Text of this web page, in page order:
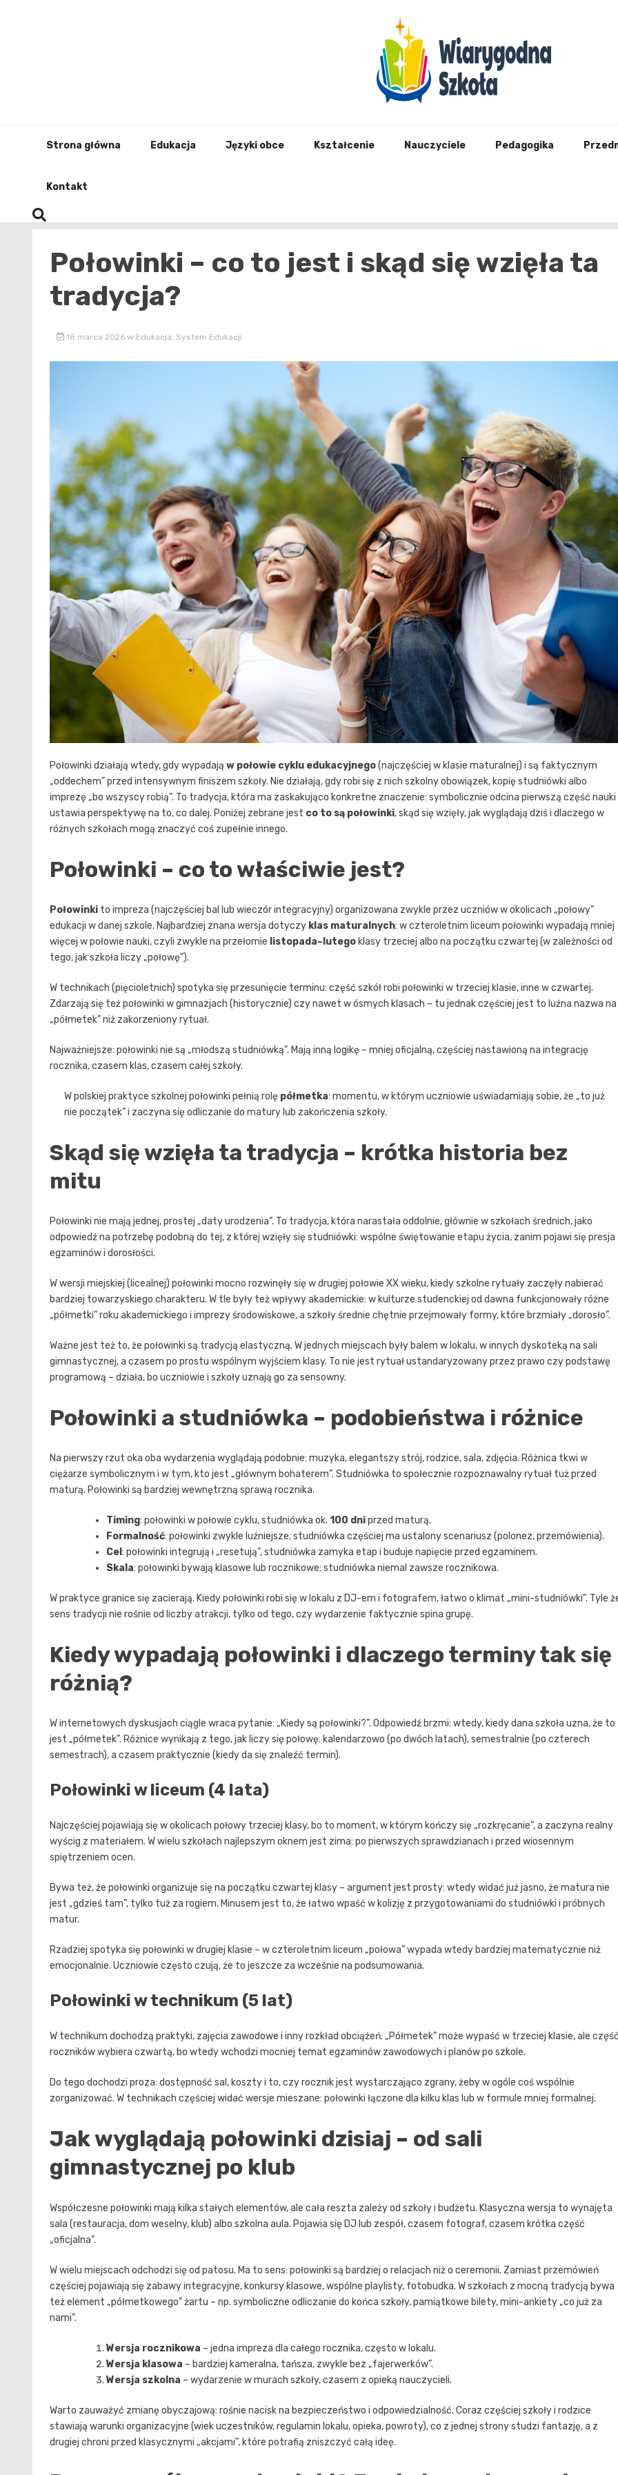
Strona główna Edukacja Języki obce Kształcenie Nauczyciele Pedagogika
Kontakt
Połowinki – co to jest i skąd się wzięła ta
tradycja?
18 marca 2026 w Edukacja System Edukacji
Połowinki działają wtedy, gdy wypadają w połowie cyklu edukacyjnego(najczęściej w klasie maturalnej) i są faktycznym
„oddechem” przed intensywnym finiszem szkoły. Nie działają, gdy robi się z nich szkolny obowiązek, kopię studniówki albo
imprezę „bo wszyscy robią”. To tradycja, która ma zaskakująco konkretne znaczenie: symbolicznie odcina pierwszą część nauki
ustawia perspektywę na to, co dalej. Poniżej zebrane jest co to są połowinki, skąd się wzięły, jak wyglądają dziś i dlaczego w
różnych szkołach mogą znaczyć coś zupełnie innego.
Połowinki – co to właściwie jest?
Połowinki to impreza (najczęściej bal lub wieczór integracyjny) organizowana zwykle przez uczniów w okolicach „połowy”
edukacji w danej szkole. Najbardziej znana wersja dotyczy klas maturalnych: w czteroletnim liceum połowinki wypadają mniej
więcej w połowie nauki, czyli zwykle na przełomie listopada–lutego klasy trzeciej albo na początku czwartej (w zależności od
tego, jak szkoła liczy „połowę”).
W technikach (pięcioletnich) spotyka się przesunięcie terminu: część szkół robi połowinki w trzeciej klasie, inne w czwartej.
Zdarzają się też połowinki w gimnazjach (historycznie) czy nawet w ósmych klasach – tu jednak częściej jest to luźna nazwa na
„półmetek” niż zakorzeniony rytuał.
Najważniejsze: połowinki nie są „młodszą studniówką”. Mają inną logikę – mniej oficjalną, częściej nastawioną na integrację
rocznika, czasem klas, czasem całej szkoły.
W polskiej praktyce szkolnej połowinki pełnią rolę półmetka: momentu, w którym uczniowie uświadamiają sobie, że „to już
nie początek” i zaczyna się odliczanie do matury lub zakończenia szkoły.
Skąd się wzięła ta tradycja – krótka historia bez
mitu
Połowinki nie mają jednej, prostej „daty urodzenia”. To tradycja, która narastała oddolnie, głównie w szkołach średnich, jako
odpowiedź na potrzebę podobną do tej, z której wzięły się studniówki: wspólne świętowanie etapu życia, zanim pojawi się presja
egzaminów i dorosłości.
W wersji miejskiej (licealnej) połowinki mocno rozwinęły się w drugiej połowie XX wieku, kiedy szkolne rytuały zaczęły nabierać
bardziej towarzyskiego charakteru. W tle były też wpływy akademickie: w kulturze studenckiej od dawna funkcjonowały różne
„półmetki” roku akademickiego i imprezy środowiskowe, a szkoły średnie chętnie przejmowały formy, które brzmiały „dorosło”.
Ważne jest też to, że połowinki są tradycją elastyczną. W jednych miejscach były balem w lokalu, w innych dyskoteką na sali
gimnastycznej, a czasem po prostu wspólnym wyjściem klasy. To nie jest rytuał ustandaryzowany przez prawo czy podstawę
programową – działa, bo uczniowie i szkoły uznają go za sensowny.
Połowinki a studniówka – podobieństwa i różnice
Na pierwszy rzut oka oba wydarzenia wyglądają podobnie: muzyka, elegantszy strój, rodzice, sala, zdjęcia. Różnica tkwi w
ciężarze symbolicznym i w tym, kto jest „głównym bohaterem”. Studniówka to społecznie rozpoznawalny rytuał tuż przed
maturą. Połowinki są bardziej wewnętrzną sprawą rocznika.
Timing: połowinki w połowie cyklu, studniówka ok. 100 dniprzed maturą.
Formalność: połowinki zwykle luźniejsze; studniówka częściej ma ustalony scenariusz (polonez, przemówienia).
Cel : połowinki integrują i „resetują”, studniówka zamyka etap i buduje napięcie przed egzaminem.
Skala: połowinki bywają klasowe lub rocznikowe; studniówka niemal zawsze rocznikowa.
W praktyce granice się zacierają. Kiedy połowinki robi się w lokalu z DJ-em i fotografem, łatwo o klimat „mini-studniówki”. Tyle
sens tradycji nie rośnie od liczby atrakcji, tylko od tego, czy wydarzenie faktycznie spina grupę.
Kiedy wypadają połowinki i dlaczego terminy tak się
różnią?
W internetowych dyskusjach ciągle wraca pytanie: „Kiedy są połowinki?”. Odpowiedź brzmi: wtedy, kiedy dana szkoła uzna, że to
jest „półmetek”. Różnice wynikają z tego, jak liczy się połowę: kalendarzowo (po dwóch latach), semestralnie (po czterech
semestrach), a czasem praktycznie (kiedy da się znaleźć termin).
Połowinki w liceum (4 lata)
Najczęściej pojawiają się w okolicach połowy trzeciej klasy, bo to moment, w którym kończy się „rozkręcanie”, a zaczyna realny
wyścig z materiałem. W wielu szkołach najlepszym oknem jest zima: po pierwszych sprawdzianach i przed wiosennym
spiętrzeniem ocen.
Bywa też, że połowinki organizuje się na początku czwartej klasy – argument jest prosty: wtedy widać już jasno, że matura nie
jest „gdzieś tam”, tylko tuż za rogiem. Minusem jest to, że łatwo wpaść w kolizję z przygotowaniami do studniówki i próbnych
matur.
Rzadziej spotyka się połowinki w drugiej klasie – w czteroletnim liceum „połowa” wypada wtedy bardziej matematycznie niż
emocjonalnie. Uczniowie często czują, że to jeszcze za wcześnie na podsumowania.
Połowinki w technikum (5 lat)
W technikum dochodzą praktyki, zajęcia zawodowe i inny rozkład obciążeń. „Półmetek” może wypaść w trzeciej klasie, ale
roczników wybiera czwartą, bo wtedy wchodzi mocniej temat egzaminów zawodowych i planów po szkole.
Do tego dochodzi proza: dostępność sal, koszty i to, czy rocznik jest wystarczająco zgrany, żeby w ogóle coś wspólnie
zorganizować. W technikach częściej widać wersje mieszane: połowinki łączone dla kilku klas lub w formule mniej formalnej.
Jak wyglądają połowinki dzisiaj – od sali
gimnastycznej po klub
Współczesne połowinki mają kilka stałych elementów, ale cała reszta zależy od szkoły i budżetu. Klasyczna wersja to wynajęta
sala (restauracja, dom weselny, klub) albo szkolna aula. Pojawia się DJ lub zespół, czasem fotograf, czasem krótka część
„oficjalna”.
W wielu miejscach odchodzi się od patosu. Ma to sens: połowinki są bardziej o relacjach niż o ceremonii. Zamiast przemówień
częściej pojawiają się zabawy integracyjne, konkursy klasowe, wspólne playlisty, fotobudka. W szkołach z mocną tradycją bywa
też element „półmetkowego” żartu – np. symboliczne odliczanie do końca szkoły, pamiątkowe bilety, mini-ankiety „co już za
nami”.
Wersja rocznikowa – jedna impreza dla całego rocznika, często w lokalu.
Wersja klasowa – bardziej kameralna, tańsza, zwykle bez „fajerwerków”.
Wersja szkolna – wydarzenie w murach szkoły, czasem z opieką nauczycieli.
Warto zauważyć zmianę obyczajową: rośnie nacisk na bezpieczeństwo i odpowiedzialność. Coraz częściej szkoły i rodzice
stawiają warunki organizacyjne (wiek uczestników, regulamin lokalu, opieka, powroty), co z jednej strony studzi fantazję, a z
drugiej chroni przed klasycznymi „akcjami”, które potrafią zniszczyć całą ideę.